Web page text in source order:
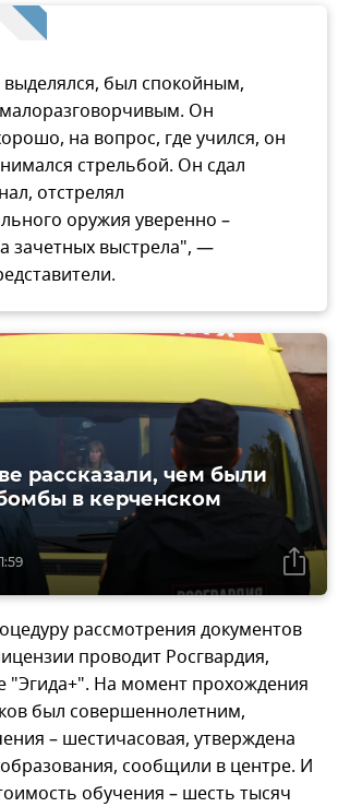
был спокойным,
Он
на вопрос, где учился, он
стрельбой. Он сдал
отстрелял
оружия уверенно –
зачетных выстрела", —
рассказали, чем были
в керченском
рассмотрения документов
проводит Росгвардия,
"Эгида+". На момент прохождения
был совершеннолетним,
– шестичасовая, утверждена
сообщили в центре. И
обучения – шесть тысяч